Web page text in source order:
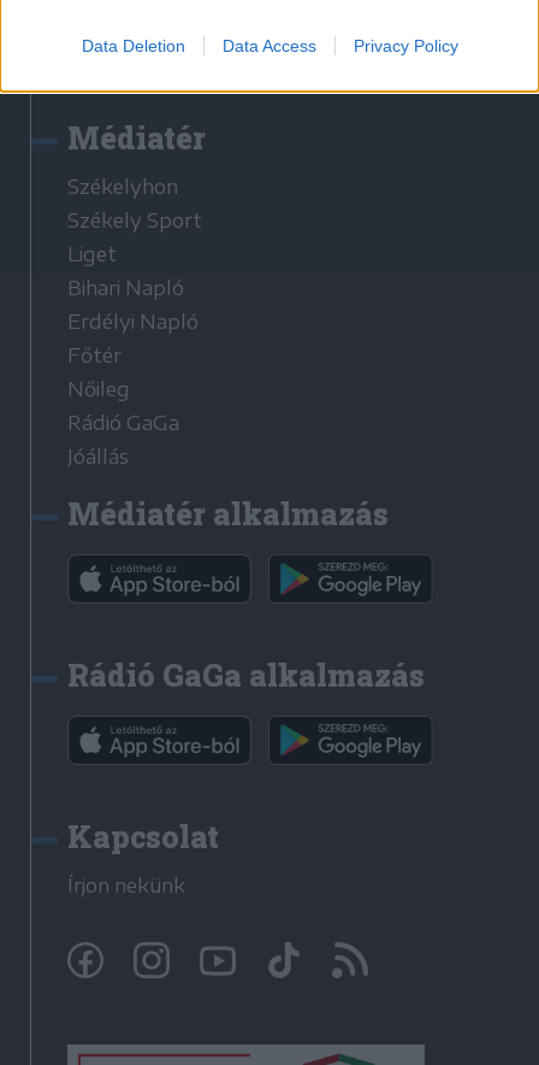
Data Deletion Data Access Privacy Policy
Médiatér
Székelyhon
Székely Sport
Liget
Bihari Napló
Erdélyi Napló
Főtér
Nőileg
Rádió GaGa
Jóállás
Médiatér alkalmazás
Rádió GaGa alkalmazás
Kapcsolat
Írjon nekünk